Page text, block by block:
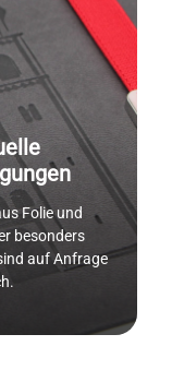
Folie und
besonders
auf Anfrage